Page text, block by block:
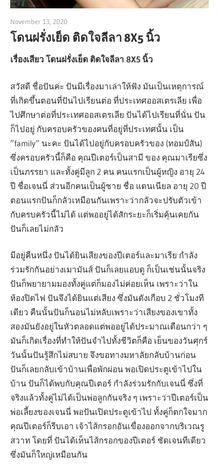
November 13, 2020
โดนฝรั่งเย็ด ติดใจลีลา 8X5 นิ้ว
เรื่องเสียว โดนฝรั่งเย็ด ติดใจลีลา 8X5 นิ้ว
สวัสดี ชื่อปันค่ะ ปันมีเรื่องมาเล่าให้ฟัง มันเป็นเหตุการณ์
ที่เกิดขึ้นตอนที่ปันไปเรียนต่อ ที่ประเทศออสเตรเลีย เพื่อ
ไปศึกษาต่อที่ประเทศออสเตรเลีย ปันได้ไปเรียนที่นั่น ปัน
ก็ไปอยู่ กับครอบครัวของคนที่อยู่ที่ประเทศนั้น เป็น
”family” นะคะ ปันได้ไปอยู่กับครอบครัวของ (ทอมป์สัน)
ซึ่งครอบครัวนี้ก็คือ คุณปีเตอร์เป็นสามี ของ คุณมาเรียซึ่ง
เป็นภรรยา และทั้งคู่มีลูก 2 คน คนแรกเป็นผู้หญิง อายุ 24
ปี ชื่อเจนนี่ ส่วนอีกคนเป็นผู้ชาย ชื่อ แดนเนียล อายุ 20 ปี
ตอนแรกปันก็กลัวเหมือนกันเพราะว่ากลัวจะปรับตัวเข้า
กับครบครัวนี้ไม่ได้ แต่พออยู่ได้สักระยะก็เริ่มคุ้นเคยกัน
ปันก็เลยไม่กลัว
มีอยู่คืนหนึ่ง ปันได้ยินเสียงของปีเตอร์และมาเรีย กำลัง
ร่วมรักกันอย่างเมามันส์ ปันก็เลยแอบดู ก็เป็นเช่นนั้นจริง
ปันก็พยายามมองทั้งคู่แต่ก็มองไม่ค่อยเห็น เพราะว่าใน
ห้องปิดไฟ ปันจึงได้ยินแต่เสียง ซึ่งมันดังเกือบ 2 ชั่วโมงที
เดียว คืนนั้นปันก็นอนไม่หลับเพราะว่าเสียงของเขาทั้ง
สองมันยังอยู่ในหัวตลอดแต่พออยู่ได้ประมาณเดือนกว่า ๆ
มันก็เกิดเรื่องที่ทำให้ปันจำไปทั้งชีวิตก็คือ เย็นของวันศุกร์
วันนั้นปันรู้สึกไม่สบาย จึงขอทางมหาลัยกลับบ้านก่อน
ปันก็เลยกลับเข้าบ้านเพื่อพักผ่อน พอเปิดประตูเข้าไปใน
บ้าน ปันก็ได้พบกับคุณปีเตอร์ กำลังร่วมรักกับเจนนี่ ซึ่งที่
จริงแล้วทั้งคู่ไม่ได้เป็นพ่อลูกกันจริง ๆ เพราะว่าปีเตอร์เป็น
พ่อเลี้ยงของเจนนี่ พอปันเปิดประตูเข้าไป ทั้งคู่ก็ตกใจมาก
คุณปีเตอร์ก็รีบเอา เจ้าไส้กรอกอันเขื่องออกจากบริเวณรู
สวาท โดยที่ ปันได้เห็นไส้กรอกของปีเตอร์ ชัดเจนทีเดียว
ซึ่งมันก็ใหญ่เหมือนกัน